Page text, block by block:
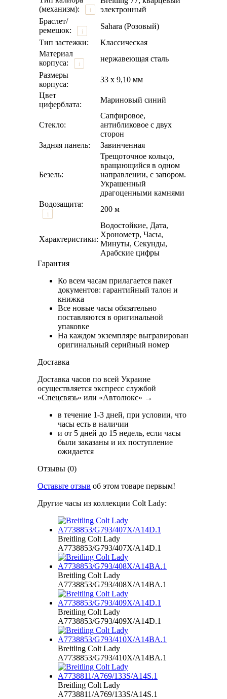
(механизм):
i
электронный
Браслет/
ремешок:
i
Sahara (Розовый)
Тип застежки:
Классическая
Материал
корпуса:
i
нержавеющая сталь
Размеры
корпуса:
33 х 9,10 мм
Цвет
циферблата:
Мариновый синий
Стекло:
Сапфировое,
антибликовое с двух
сторон
Задняя панель:
Завинченная
Безель:
Трещоточное кольцо,
вращающийся в одном
направлении, с запором.
Украшенный
драгоценными камнями
Водозащита:
i
200 м
Характеристики:
Водостойкие, Дата,
Хронометр, Часы,
Минуты, Секунды,
Арабские цифры
Гарантия
Ко всем часам прилагается пакет
документов: гарантийный талон и
книжка
Все новые часы обязательно
поставляются в оригинальной
упаковке
На каждом экземпляре выгравирован
оригинальный серийный номер
Доставка
Доставка часов по всей Украине
осуществляется экспресс службой
«Спецсвязь» или «Автолюкс» →
в течение 1-3 дней, при условии, что
часы есть в наличии
и от 5 дней до 15 недель, если часы
были заказаны и их поступление
ожидается
Отзывы (0)
Оставьте отзыв об этом товаре первым!
Другие часы из коллекции Colt Lady:
Breitling Colt Lady
A7738853/G793/407X/A14D.1
Breitling Colt Lady
A7738853/G793/408X/A14BA.1
Breitling Colt Lady
A7738853/G793/409X/A14D.1
Breitling Colt Lady
A7738853/G793/410X/A14BA.1
Breitling Colt Lady
A7738811/A769/133S/A14S.1